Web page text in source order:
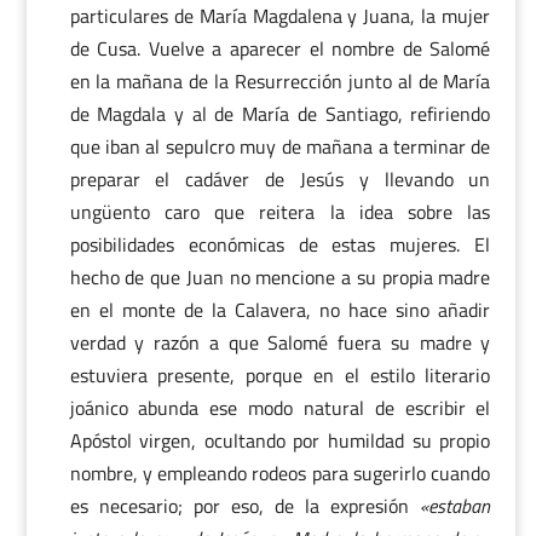
particulares de María Magdalena y Juana, la mujer
de Cusa. Vuelve a aparecer el nombre de Salomé
en la mañana de la Resurrección junto al de María
de Magdala y al de María de Santiago, refiriendo
que iban al sepulcro muy de mañana a terminar de
preparar el cadáver de Jesús y llevando un
ungüento caro que reitera la idea sobre las
posibilidades económicas de estas mujeres. El
hecho de que Juan no mencione a su propia madre
en el monte de la Calavera, no hace sino añadir
verdad y razón a que Salomé fuera su madre y
estuviera presente, porque en el estilo literario
joánico abunda ese modo natural de escribir el
Apóstol virgen, ocultando por humildad su propio
nombre, y empleando rodeos para sugerirlo cuando
es necesario; por eso, de la expresión «estaban